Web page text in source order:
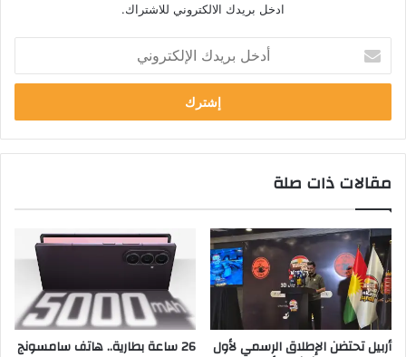
ادخل بريدك الالكتروني للاشتراك.
بريدك
الإلكتروني
مقالات ذات صلة
أربيل تحتضن الإطلاق الرسمي لأول 26 ساعة بطارية.. هاتف سامسونج